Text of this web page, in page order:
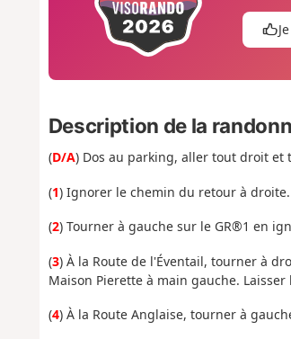
Description de la
(D/A) Dos au parking, aller tout droit et
(1) Ignorer le chemin du retour à
(2) Tourner à gauche sur le GR®1 en
(3) À la Route de l'Éventail, tourner à
Maison Pierette à main gauche.
(4) À la Route Anglaise, tourner à